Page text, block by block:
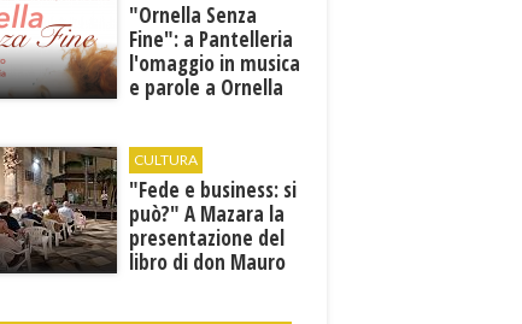
​"Ornella Senza
Fine": a Pantelleria
l'omaggio in musica
e parole a Ornella
CULTURA
"Fede e business: si
può?" A Mazara la
presentazione del
libro di don Mauro